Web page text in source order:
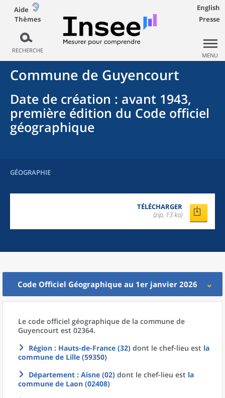
Aide
Thèmes
RECHERCHE
English
Presse
MENU
Commune de Guyencourt
Date de création : avant 1943,
première édition du Code officiel
géographique
GÉOGRAPHIE
TÉLÉCHARGER
(zip, 13 ko)
Code Officiel Géographique au 1er janvier 2026
Le code officiel géographique de la commune de
Guyencourt est 02364.
Région : Hauts-de-France (32) dont le chef-lieu est la
commune de Lille (59350)
Département : Aisne (02) dont le chef-lieu est la
commune de Laon (02408)